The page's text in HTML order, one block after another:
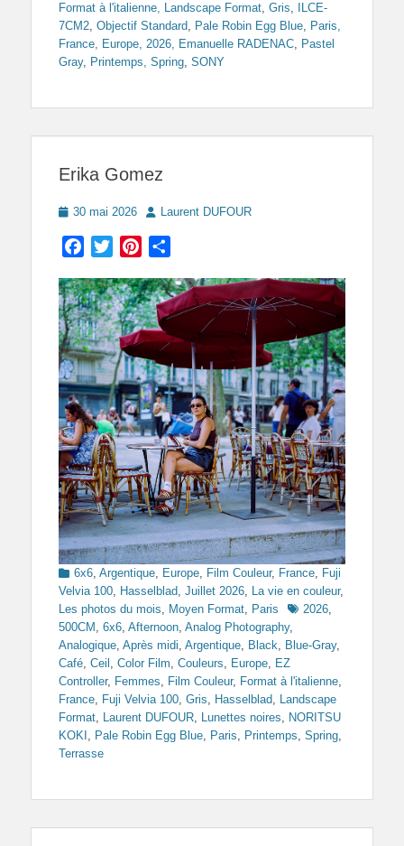
Format à l'italienne, Landscape Format, Gris,
ILCE-
7CM2, Objectif Standard, Pale Robin Egg Blue, Paris,
France, Europe, 2026, Emanuelle RADENAC, Pastel
Gray, Printemps, Spring, SONY
Erika Gomez
Posted
30 mai 2026 AuthorLaurent DUFOUR
Facebook
TwitterPinterest
Categories
6x6 Argentique Europe Film Couleur, France Fuji
Velvia 100 Hasselblad Juillet 2026 La vie en couleur,
Les photos du mois
Moyen Format Paris Tags2026
500CM 6x6 Afternoon Analog Photography,
Analogique Après midi Argentique Black Blue-Gray,
Café Ceil Color Film Couleurs Europe EZ
Controller, Femmes Film Couleur, Format à l'italienne
France Fuji Velvia 100 Gris Hasselblad Landscape
Format Laurent DUFOUR Lunettes noires
NORITSU
KOKI
Pale Robin Egg Blue Paris Printemps Spring
Terrasse